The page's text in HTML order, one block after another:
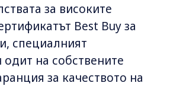
за високите
Best Buy за
специалният
на собствените
за качеството на